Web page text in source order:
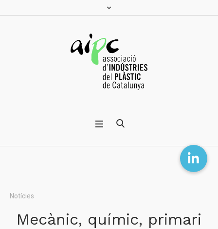
Notícies
Mecànic, químic, primari